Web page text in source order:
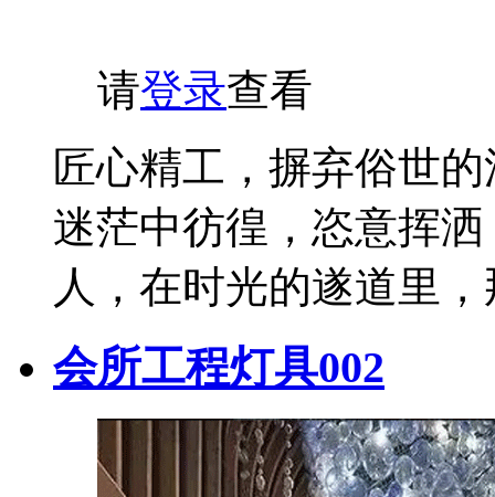
请登录查看
匠心精工，摒弃俗世
迷茫中彷徨，恣意挥
人，在时光的遂道里
会所工程灯具002